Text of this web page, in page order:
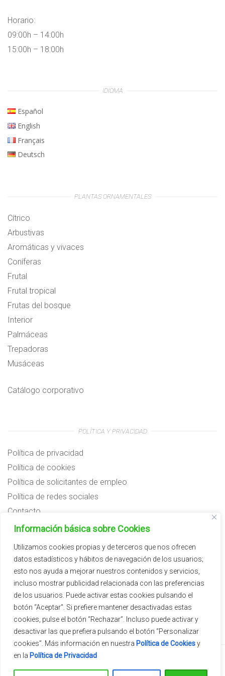
Información básica sobre Cookies
Utilizamos cookies propias y de terceros que nos ofrecen
datos estadísticos y hábitos de navegación de los usuarios;
esto nos ayuda a mejorar nuestros contenidos y servicios,
incluso mostrar publicidad relacionada con las preferencias
de los usuarios. Puede activar estas cookies pulsando el
botón “Aceptar”. Si prefiere mantener desactivadas estas
cookies, pulse el botón “Rechazar”. Incluso puede activar y
desactivar las que prefiera pulsando el botón “Personalizar
cookies”. Más información en nuestra Política de Cookiesy
en la Política de Privacidad
Horario:
09:00h – 14:00h
15:00h – 18:00h
IDIOMA
Español
English
Français
Deutsch
PLANTAS ORNAMENTALES
Cítrico
Arbustivas
Aromáticas y vivaces
Coníferas
Frutal
Frutal tropical
Frutas del bosque
Interior
Palmáceas
Trepadoras
Musáceas
Catálogo corporativo
POLÍTICA Y PRIVACIDAD
Política de privacidad
Política de cookies
Política de solicitantes de empleo
Política de redes sociales
Contacto
Preguntas frecuentes
Subvenciones
2026 © Vivercid. Tema deSiteOrigin